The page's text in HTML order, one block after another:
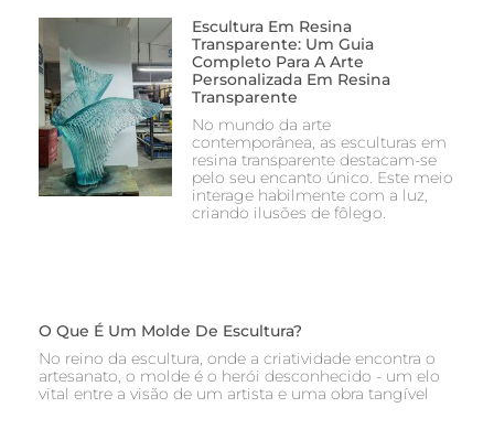
Escultura Em Resina
Transparente: Um Guia
Completo Para A Arte
Personalizada Em Resina
Transparente
No mundo da arte
contemporânea, as esculturas em
resina transparente destacam-se
pelo seu encanto único. Este meio
interage habilmente com a luz,
criando ilusões de fôlego.
O Que É Um Molde De Escultura?
No reino da escultura, onde a criatividade encontra o
artesanato, o molde é o herói desconhecido - um elo
vital entre a visão de um artista e uma obra tangível